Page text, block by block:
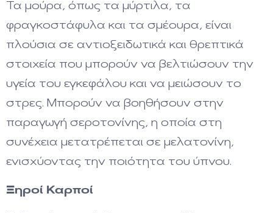
Τα μούρα, όπως τα μύρτιλα, τα
φραγκοστάφυλα και τα σμέουρα, είναι
πλούσια σε αντιοξειδωτικά και θρεπτικά
στοιχεία που μπορούν να βελτιώσουν την
υγεία του εγκεφάλου και να μειώσουν το
στρες. Μπορούν να βοηθήσουν στην
παραγωγή σεροτονίνης, η οποία στη
συνέχεια μετατρέπεται σε μελατονίνη,
ενισχύοντας την ποιότητα του ύπνου.
Ξηροί Καρποί